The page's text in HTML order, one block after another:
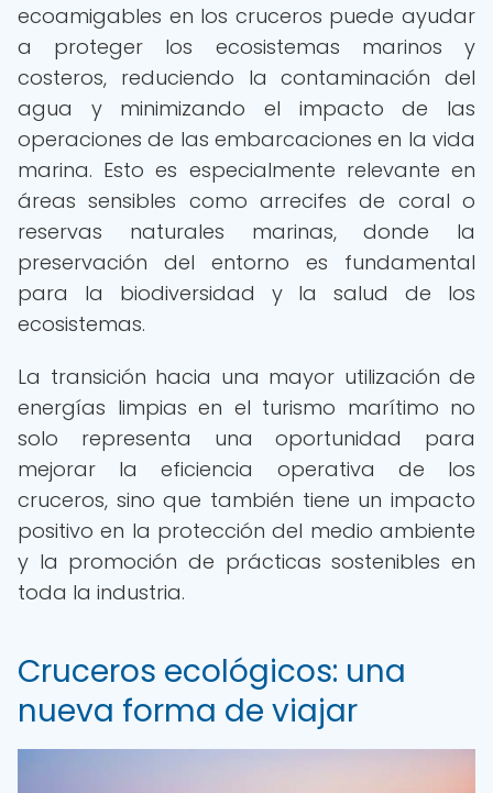
ecoamigables en los cruceros puede ayudar
a proteger los ecosistemas marinos y
costeros, reduciendo la contaminación del
agua y minimizando el impacto de las
operaciones de las embarcaciones en la vida
marina. Esto es especialmente relevante en
áreas sensibles como arrecifes de coral o
reservas naturales marinas, donde la
preservación del entorno es fundamental
para la biodiversidad y la salud de los
ecosistemas.
La transición hacia una mayor utilización de
energías limpias en el turismo marítimo no
solo representa una oportunidad para
mejorar la eficiencia operativa de los
cruceros, sino que también tiene un impacto
positivo en la protección del medio ambiente
y la promoción de prácticas sostenibles en
toda la industria.
Cruceros ecológicos: una
nueva forma de viajar